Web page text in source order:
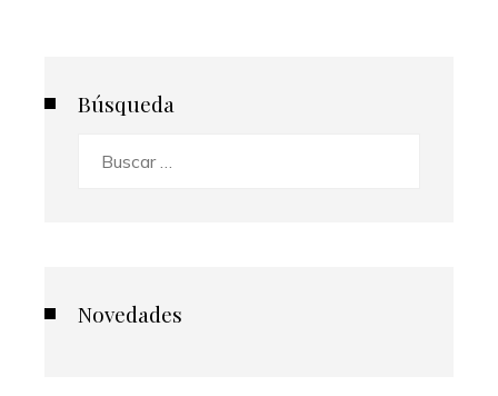
Búsqueda
Novedades